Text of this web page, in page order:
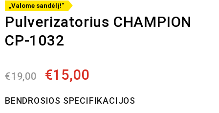
„Valome sandėlį!“
Pulverizatorius CHAMPION
CP-1032
€19,00 €15,00
BENDROSIOS SPECIFIKACIJOS